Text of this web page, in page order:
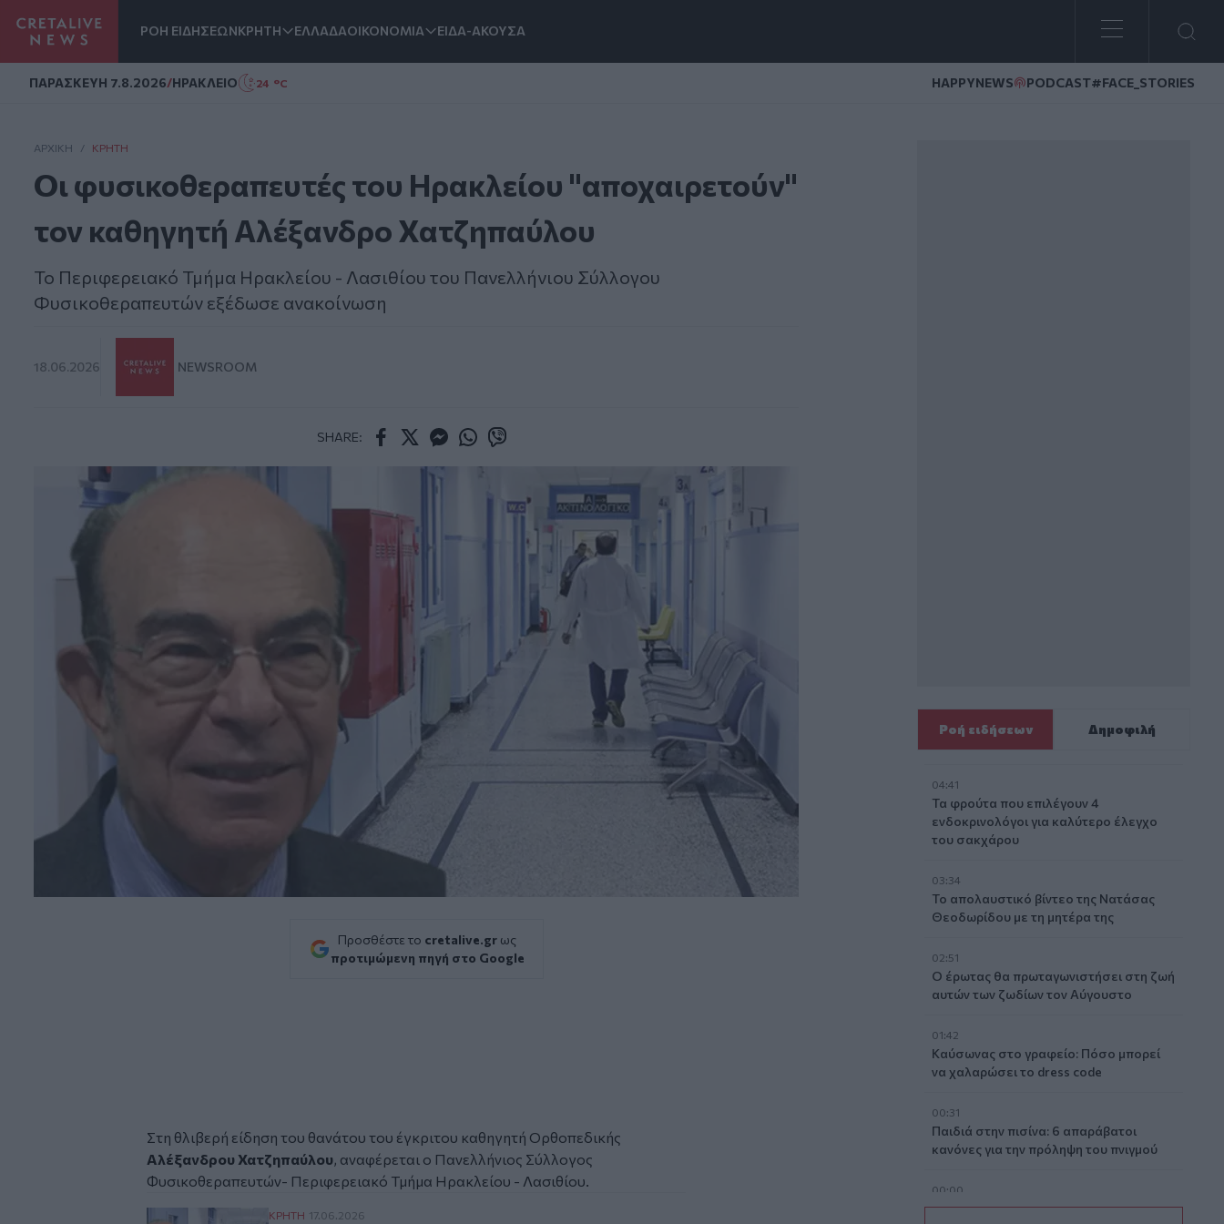
ΡΟΗ ΕΙΔΗΣΕΩΝΚΡΗΤΗ ΕΛΛΑΔΑΟΙΚΟΝΟΜΙΑ ΕΙΔΑ-ΑΚΟΥΣΑ
ΠΑΡΑΣΚΕΥΗ 7.8.2026/ΗΡΑΚΛΕΙΟ 24 °C HAPPYNEWS PODCAST#FACE_STORIES
ΑΡΧΙΚΗ / ΚΡΉΤΗ
Οι φυσικοθεραπευτές του Ηρακλείου "αποχαιρετούν"
τον καθηγητή Αλέξανδρο Χατζηπαύλου
Το Περιφερειακό Τμήμα Ηρακλείου - Λασιθίου του Πανελλήνιου Σύλλογου
Φυσικοθεραπευτών εξέδωσε ανακοίνωση
18.06.2026 NEWSROOM
SHARE:
Προσθέστε το cretalive.gr ως
προτιμώμενη πηγή στο Google
Στη θλιβερή είδηση του θανάτου του έγκριτου καθηγητή Ορθοπεδικής
Αλέξανδρου Χατζηπαύλου, αναφέρεται ο Πανελλήνιος Σύλλογος
Φυσικοθεραπευτών- Περιφερειακό Τμήμα Ηρακλείου - Λασιθίου.
Έφυγε από τη ζωή ο διακεκριμένος γιατρός και πανεπιστημιακός Αλέξανδρος Χατζηπαύλου
ΚΡΗΤΗ 17.06.2026
Ροή ειδήσεων Δημοφιλή
04:41
Τα φρούτα που επιλέγουν 4
ενδοκρινολόγοι για καλύτερο έλεγχο
του σακχάρου
03:34
Το απολαυστικό βίντεο της Νατάσας
Θεοδωρίδου με τη μητέρα της
02:51
Ο έρωτας θα πρωταγωνιστήσει στη ζωή
αυτών των ζωδίων τον Αύγουστο
01:42
Καύσωνας στο γραφείο: Πόσο μπορεί
να χαλαρώσει το dress code
00:31
Παιδιά στην πισίνα: 6 απαράβατοι
κανόνες για την πρόληψη του πνιγμού
00:00
Ανατριχιαστικό βίντεο από τον σεισμό